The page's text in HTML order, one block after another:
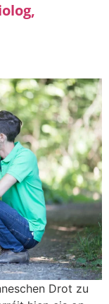
Drot zu